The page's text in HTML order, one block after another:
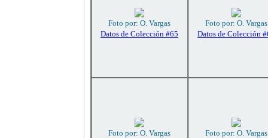
Foto por: O. Vargas
Datos de Colección #65
Foto por: O. Vargas
Datos de Colección
Foto por: O. Vargas
Foto por: O. Vargas